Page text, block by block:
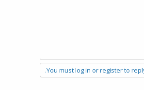
You must log in or register to